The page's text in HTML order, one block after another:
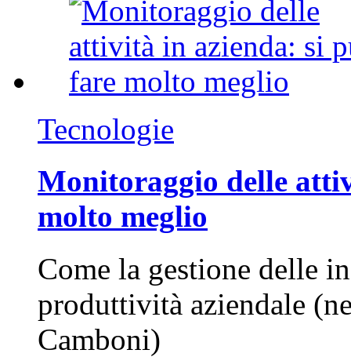
Tecnologie
Monitoraggio delle
molto meglio
Come la gestione delle
produttività aziendale
Camboni)